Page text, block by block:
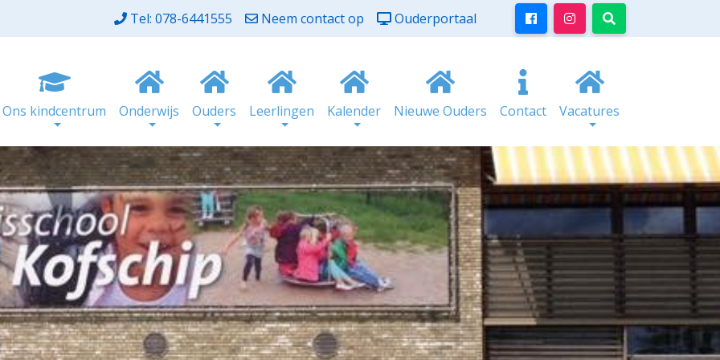
Tel: 078-6441555 Neem contact op Ouderportaal
Ons kindcentrum Onderwijs Ouders Leerlingen Kalender Nieuwe Ouders Contact Vacatures